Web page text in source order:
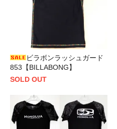
ビラボンラッシュガード
853【BILLABONG】
SOLD OUT